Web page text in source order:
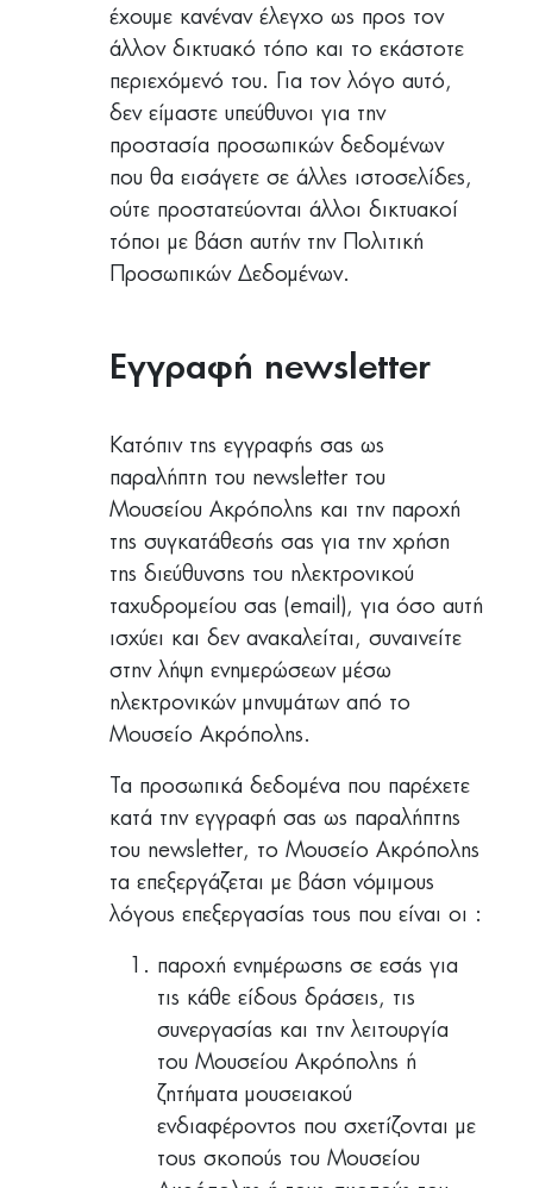
έχουμε κανέναν έλεγχο ως προς τον
άλλον δικτυακό τόπο και το εκάστοτε
περιεχόμενό του. Για τον λόγο αυτό,
δεν είμαστε υπεύθυνοι για την
προστασία προσωπικών δεδομένων
που θα εισάγετε σε άλλες ιστοσελίδες,
ούτε προστατεύονται άλλοι δικτυακοί
τόποι με βάση αυτήν την Πολιτική
Προσωπικών Δεδομένων.
Εγγραφή newsletter
Κατόπιν της εγγραφής σας ως
παραλήπτη του newsletter του
Μουσείου Ακρόπολης και την παροχή
της συγκατάθεσής σας για την χρήση
της διεύθυνσης του ηλεκτρονικού
ταχυδρομείου σας (email), για όσο αυτή
ισχύει και δεν ανακαλείται, συναινείτε
στην λήψη ενημερώσεων μέσω
ηλεκτρονικών μηνυμάτων από το
Μουσείο Ακρόπολης.
Τα προσωπικά δεδομένα που παρέχετε
κατά την εγγραφή σας ως παραλήπτης
του newsletter, το Μουσείο Ακρόπολης
τα επεξεργάζεται με βάση νόμιμους
λόγους επεξεργασίας τους που είναι οι :
παροχή ενημέρωσης σε εσάς για
τις κάθε είδους δράσεις, τις
συνεργασίας και την λειτουργία
του Μουσείου Ακρόπολης ή
ζητήματα μουσειακού
ενδιαφέροντος που σχετίζονται με
τους σκοπούς του Μουσείου